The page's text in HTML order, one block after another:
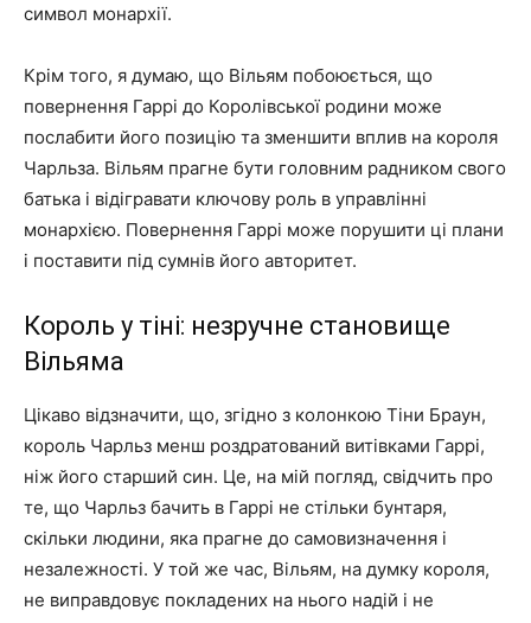
символ монархії.
Крім того, я думаю, що Вільям побоюється, що
повернення Гаррі до Королівської родини може
послабити його позицію та зменшити вплив на короля
Чарльза. Вільям прагне бути головним радником свого
батька і відігравати ключову роль в управлінні
монархією. Повернення Гаррі може порушити ці плани
і поставити під сумнів його авторитет.
Король у тіні: незручне становище
Вільяма
Цікаво відзначити, що, згідно з колонкою Тіни Браун,
король Чарльз менш роздратований витівками Гаррі,
ніж його старший син. Це, на мій погляд, свідчить про
те, що Чарльз бачить в Гаррі не стільки бунтаря,
скільки людини, яка прагне до самовизначення і
незалежності. У той же час, Вільям, на думку короля,
не виправдовує покладених на нього надій і не